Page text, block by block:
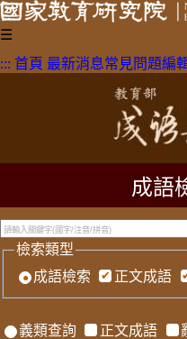
☰
::: 首頁 最新消息常見問題編
成語
檢索類型
成語檢索
正文成語
義類查詢 正文成語